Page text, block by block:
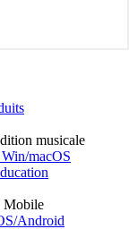
musicale
macOS
Mobile
Android